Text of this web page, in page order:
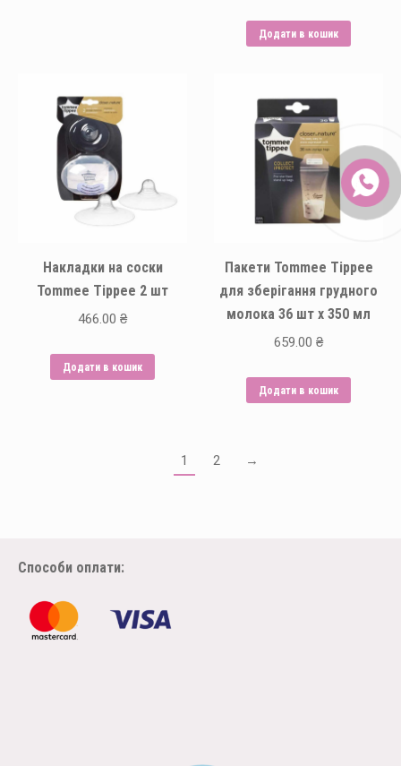
Додати в кошик
Накладки на соски
Tommee Tippee 2 шт
466.00 ₴
Додати в кошик
Пакети Tommee Tippee
для зберігання грудного
молока 36 шт х 350 мл
659.00 ₴
Додати в кошик
1 2 →
Способи оплати: